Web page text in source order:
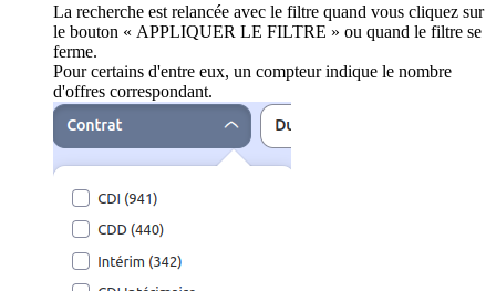
La recherche est relancée avec le filtre quand vous cliquez sur
le bouton « APPLIQUER LE FILTRE » ou quand le filtre se
ferme.
Pour certains d'entre eux, un compteur indique le nombre
d'offres correspondant.